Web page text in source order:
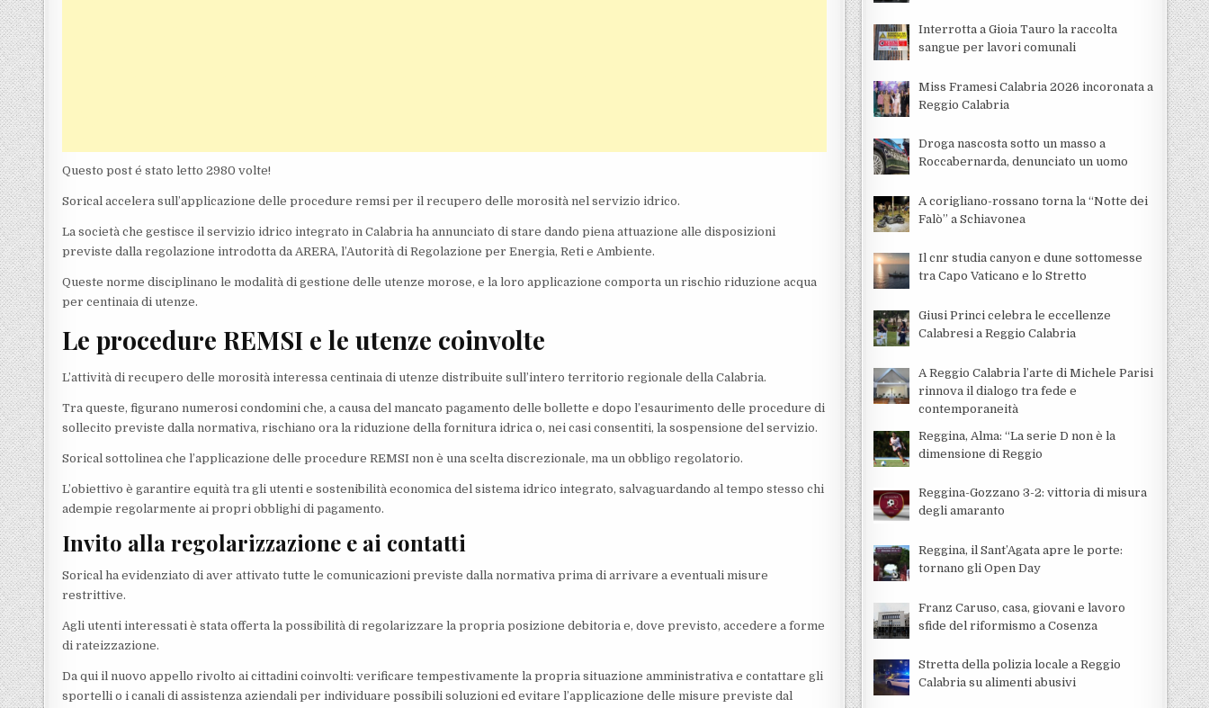
Questo post é stato letto 2980 volte!
Sorical accelera sull’applicazione delle procedure remsi per il recupero delle morosità nel servizio idrico.
La società che gestisce il servizio idrico integrato in Calabria ha annunciato di stare dando piena attuazione alle disposizioni
previste dalla regolazione introdotta da ARERA, l’Autorità di Regolazione per Energia, Reti e Ambiente.
Queste norme disciplinano le modalità di gestione delle utenze morose, e la loro applicazione comporta un rischio riduzione acqua
per centinaia di utenze.
Le procedure REMSI e le utenze coinvolte
L’attività di recupero delle morosità interessa centinaia di utenze distribuite sull’intero territorio regionale della Calabria.
Tra queste, figurano numerosi condomini che, a causa del mancato pagamento delle bollette e dopo l’esaurimento delle procedure di
sollecito previste dalla normativa, rischiano ora la riduzione della fornitura idrica o, nei casi consentiti, la sospensione del servizio.
Sorical sottolinea che l’applicazione delle procedure REMSI non è una scelta discrezionale, ma un obbligo regolatorio.
L’obiettivo è garantire equità tra gli utenti e sostenibilità economica del sistema idrico integrato, salvaguardando al tempo stesso chi
adempie regolarmente ai propri obblighi di pagamento.
Invito alla regolarizzazione e ai contatti
Sorical ha evidenziato di aver attivato tutte le comunicazioni previste dalla normativa prima di arrivare a eventuali misure
restrittive.
Agli utenti interessati è stata offerta la possibilità di regolarizzare la propria posizione debitoria e, dove previsto, accedere a forme
di rateizzazione.
Da qui il nuovo appello rivolto ai cittadini coinvolti: verificare tempestivamente la propria situazione amministrativa e contattare gli
sportelli o i canali di assistenza aziendali per individuare possibili soluzioni ed evitare l’applicazione delle misure previste dal
Interrotta a Gioia Tauro la raccolta
sangue per lavori comunali
Miss Framesi Calabria 2026 incoronata a
Reggio Calabria
Droga nascosta sotto un masso a
Roccabernarda, denunciato un uomo
A corigliano-rossano torna la “Notte dei
Falò” a Schiavonea
Il cnr studia canyon e dune sottomesse
tra Capo Vaticano e lo Stretto
Giusi Princi celebra le eccellenze
Calabresi a Reggio Calabria
A Reggio Calabria l’arte di Michele Parisi
rinnova il dialogo tra fede e
contemporaneità
Reggina, Alma: “La serie D non è la
dimensione di Reggio
Reggina-Gozzano 3-2: vittoria di misura
degli amaranto
Reggina, il Sant’Agata apre le porte:
tornano gli Open Day
Franz Caruso, casa, giovani e lavoro
sfide del riformismo a Cosenza
Stretta della polizia locale a Reggio
Calabria su alimenti abusivi